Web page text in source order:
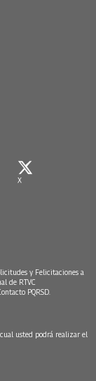
X
y Felicitaciones a
de RTVC
PQRSD.
usted podrá realizar el